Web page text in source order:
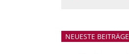
NEUESTE BEITRÄGE